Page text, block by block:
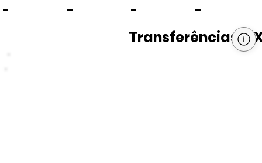
Transferências
- -
- -